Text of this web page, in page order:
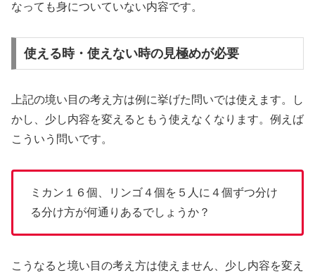
なっても身についていない内容です。
使える時・使えない時の見極めが必要
上記の境い目の考え方は例に挙げた問いでは使えます。し
かし、少し内容を変えるともう使えなくなります。例えば
こういう問いです。
ミカン１６個、リンゴ４個を５人に４個ずつ分け
る分け方が何通りあるでしょうか？
こうなると境い目の考え方は使えません、少し内容を変え